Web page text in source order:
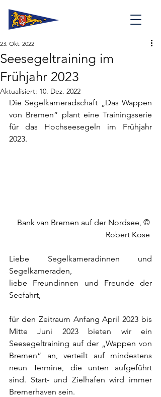
Seesegeltraining im
Frühjahr 2023
23. Okt. 2022
Aktualisiert: 10. Dez. 2022
Die Segelkameradschaft „Das Wappen
von Bremen“ plant eine Trainingsserie
für das Hochseesegeln im Frühjahr
2023.
Bank van Bremen auf der Nordsee, ©
Robert Kose
Liebe Segelkameradinnen und
Segelkameraden,
liebe Freundinnen und Freunde der
Seefahrt,
für den Zeitraum Anfang April 2023 bis
Mitte Juni 2023 bieten wir ein
Seesegeltraining auf der „Wappen von
Bremen“ an, verteilt auf mindestens
neun Termine, die unten aufgeführt
sind. Start- und Zielhafen wird immer
Bremerhaven sein.